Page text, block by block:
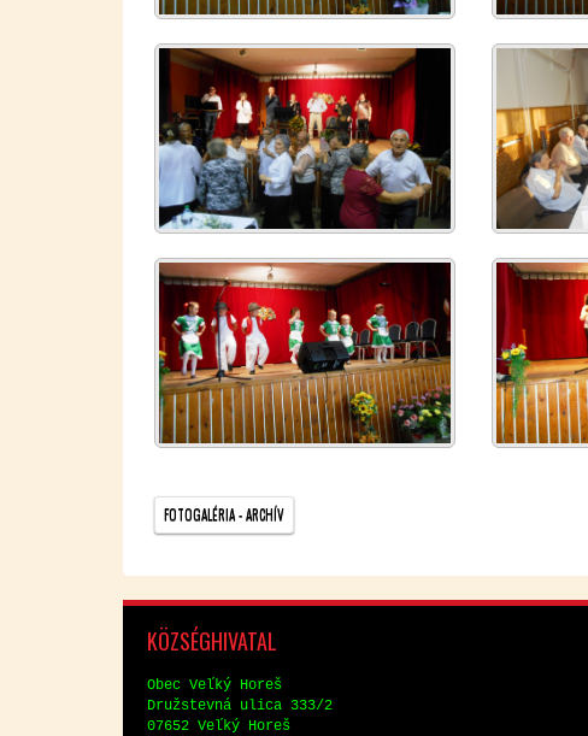
FO­TO­GA­LÉ­RIA - AR­CHÍV
KÖZ­SÉG­HI­VA­TAL
Obec Veľký Horeš
Družstev­ná uli­ca 333/2
07652 Veľký Horeš